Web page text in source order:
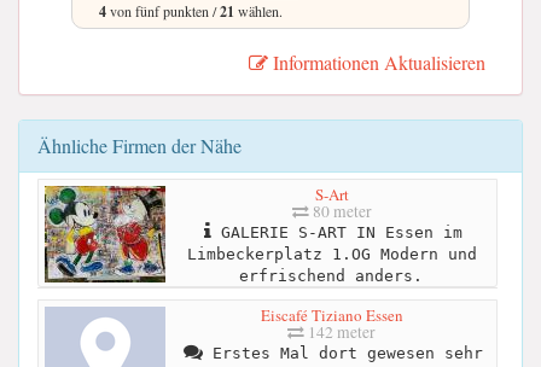
4von fünf punkten /21 wählen.
Informationen Aktualisieren
Ähnliche Firmen der Nähe
S-Art
80 meter
GALERIE S-ART IN Essen im
Limbeckerplatz 1.OG Modern und
erfrischend anders.
Eiscafé Tiziano Essen
142 meter
Erstes Mal dort gewesen sehr